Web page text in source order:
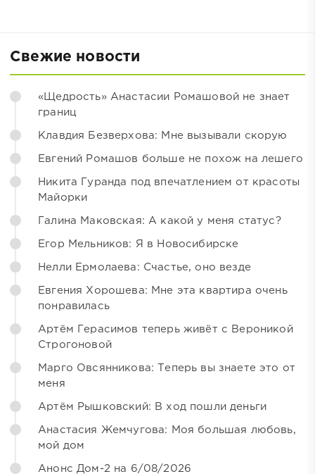
Свежие новости
«Щедрость» Анастасии Ромашовой не знает
границ
Клавдия Безверхова: Мне вызывали скорую
Евгений Ромашов больше не похож на лешего
Никита Гуранда под впечатлением от красоты
Майорки
Галина Маковская: А какой у меня статус?
Егор Мельников: Я в Новосибирске
Нелли Ермолаева: Счастье, оно везде
Евгения Хорошева: Мне эта квартира очень
понравилась
Артём Герасимов теперь живёт с Вероникой
Строгоновой
Марго Овсянникова: Теперь вы знаете это от
меня
Артём Рышковский: В ход пошли деньги
Анастасия Жемчугова: Моя большая любовь,
мой дом
Анонс Дом-2 на 6/08/2026